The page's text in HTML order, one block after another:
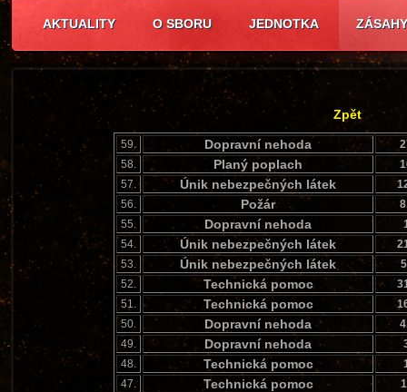
AKTUALITY O SBORU JEDNOTKA ZÁSAHY
Zpět
59. Dopravní nehoda
58.
Planý poplach
57.
Únik nebezpečných látek
56.
Požár
55.
Dopravní nehoda
54.
Únik nebezpečných látek
53.
Únik nebezpečných látek
52.
Technická pomoc
51.
Technická pomoc
50.
Dopravní nehoda
49.
Dopravní nehoda
48.
Technická pomoc
47.
Technická pomoc